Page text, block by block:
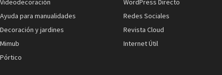
Ayuda para manualidades
Decoración y jardines
Mimub
Pórtico
Redes Sociales
Revista Cloud
Internet Útil